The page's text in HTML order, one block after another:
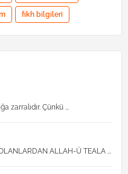
fıkh bilgileri
zarralıdır. Çünkü ...
ALLAH-Ü TEALA ...